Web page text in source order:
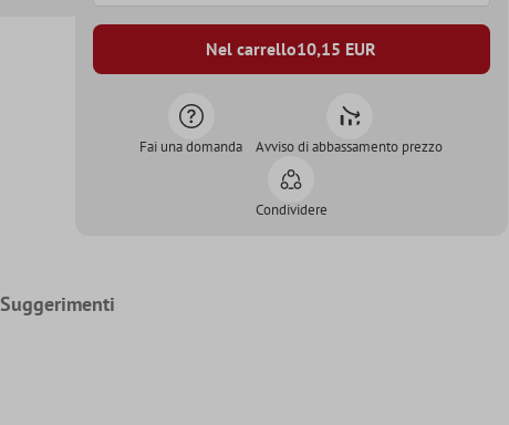
Nel carrello10,15 EUR
Fai una domanda Avviso di abbassamento prezzo
Condividere
Suggerimenti